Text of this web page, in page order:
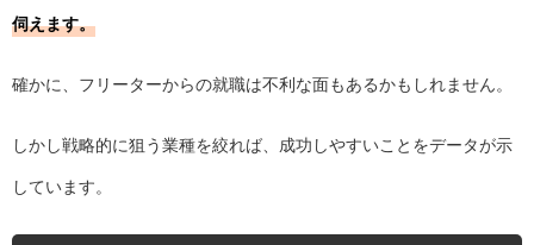
伺えます。
確かに、フリーターからの就職は不利な面もあるかもしれません。
しかし戦略的に狙う業種を絞れば、成功しやすいことをデータが示
しています。